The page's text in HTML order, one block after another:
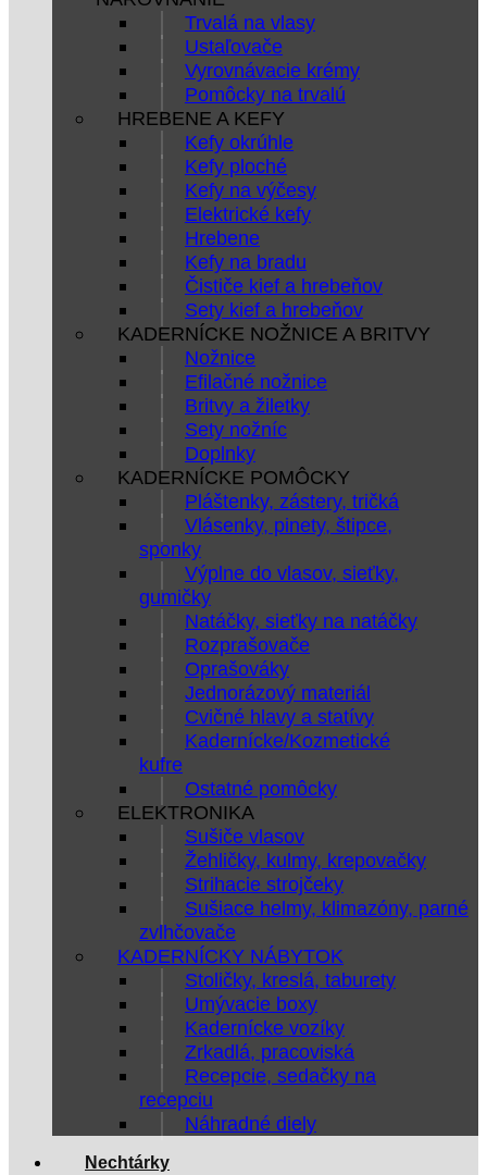
Trvalá na vlasy
Ustaľovače
Vyrovnávacie krémy
Pomôcky na trvalú
HREBENE A KEFY
Kefy okrúhle
Kefy ploché
Kefy na výčesy
Elektrické kefy
Hrebene
Kefy na bradu
Čističe kief a hrebeňov
Sety kief a hrebeňov
KADERNÍCKE NOŽNICE A BRITVY
Nožnice
Efilačné nožnice
Britvy a žiletky
Sety nožníc
Doplnky
KADERNÍCKE POMÔCKY
Pláštenky, zástery, tričká
Vlásenky, pinety, štipce,
sponky
Výplne do vlasov, sieťky,
gumičky
Natáčky, sieťky na natáčky
Rozprašovače
Oprašováky
Jednorázový materiál
Cvičné hlavy a statívy
Kadernícke/Kozmetické
kufre
Ostatné pomôcky
ELEKTRONIKA
Sušiče vlasov
Žehličky, kulmy, krepovačky
Strihacie strojčeky
Sušiace helmy, klimazóny, parné
zvlhčovače
KADERNÍCKY NÁBYTOK
Stoličky, kreslá, taburety
Umývacie boxy
Kadernícke vozíky
Zrkadlá, pracoviská
Recepcie, sedačky na
recepciu
Náhradné diely
Nechtárky